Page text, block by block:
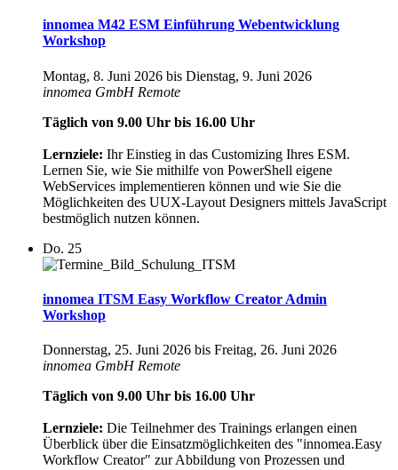
innomea M42 ESM Einführung Webentwicklung
Workshop
Montag, 8. Juni 2026 bis Dienstag, 9. Juni 2026
innomea GmbH Remote
Täglich von 9.00 Uhr bis 16.00 Uhr
Lernziele: Ihr Einstieg in das Customizing Ihres ESM.
Lernen Sie, wie Sie mithilfe von PowerShell eigene
WebServices implementieren können und wie Sie die
Möglichkeiten des UUX-Layout Designers mittels JavaScript
bestmöglich nutzen können.
Do. 25
innomea ITSM Easy Workflow Creator Admin
Workshop
Donnerstag, 25. Juni 2026 bis Freitag, 26. Juni 2026
innomea GmbH Remote
Täglich von 9.00 Uhr bis 16.00 Uhr
Lernziele: Die Teilnehmer des Trainings erlangen einen
Überblick über die Einsatzmöglichkeiten des "innomea.Easy
Workflow Creator" zur Abbildung von Prozessen und